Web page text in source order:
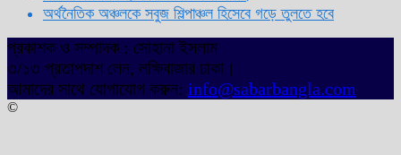
অর্থনৈতিক অঞ্চলকে সবুজ শিল্পাঞ্চল হিসেবে গড়ে তুলতে হবে
প্রকাশক ও সম্পাদক : সোহানা ইসলাম
৩/১৩ প্রতাপদাশ লেন, লক্ষিবাজার ঢাকা।
আমাদের সাথে যোগাযোগ করুন: info@sabarbangla.com
©